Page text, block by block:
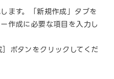
ます。「新規作成」タブを
作成に必要な項目を入力し
ボタンをクリックしてくだ